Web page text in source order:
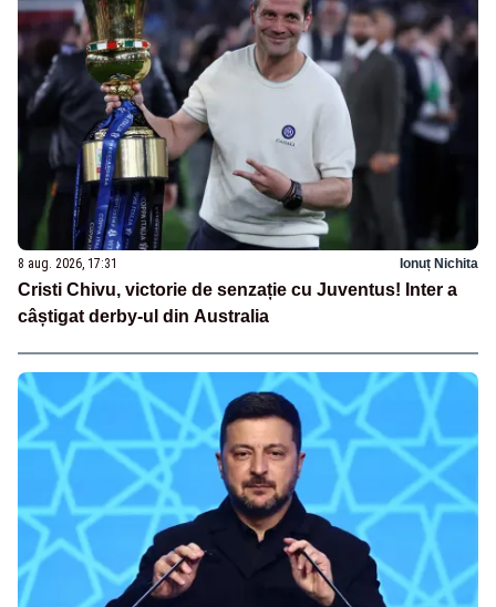
8 aug. 2026, 17:31 Ionuț Nichita
Cristi Chivu, victorie de senzație cu Juventus! Inter a
câștigat derby-ul din Australia